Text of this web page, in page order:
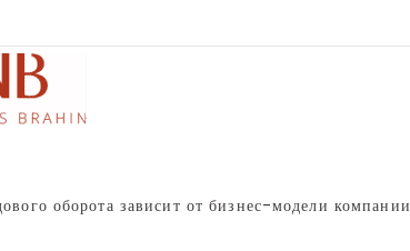
оборота зависит от бизнес-модели компании